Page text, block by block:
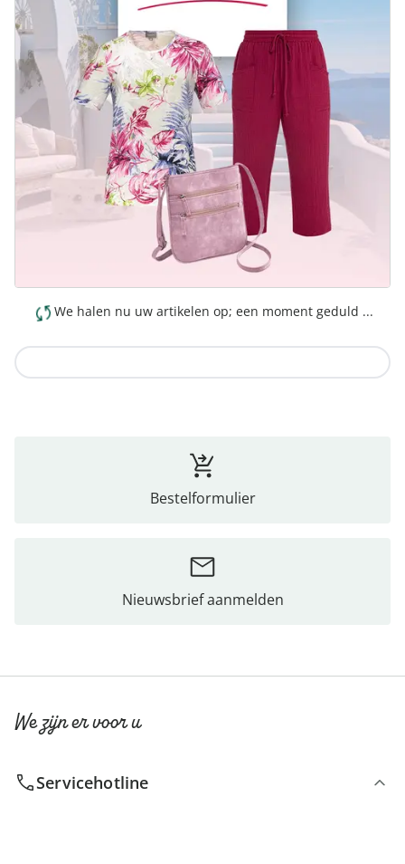
We halen nu uw artikelen op; een moment geduld ...
Bestelformulier
Nieuwsbrief aanmelden
We zijn er voor u
Servicehotline